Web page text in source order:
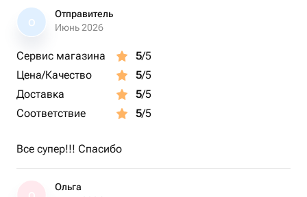
О
Отправитель
Июнь 2026
Сервис магазина 5/5
Цена/Качество
5/5
Доставка
5/5
Соответствие
5/5
Все супер!!! Спасибо
Ольга